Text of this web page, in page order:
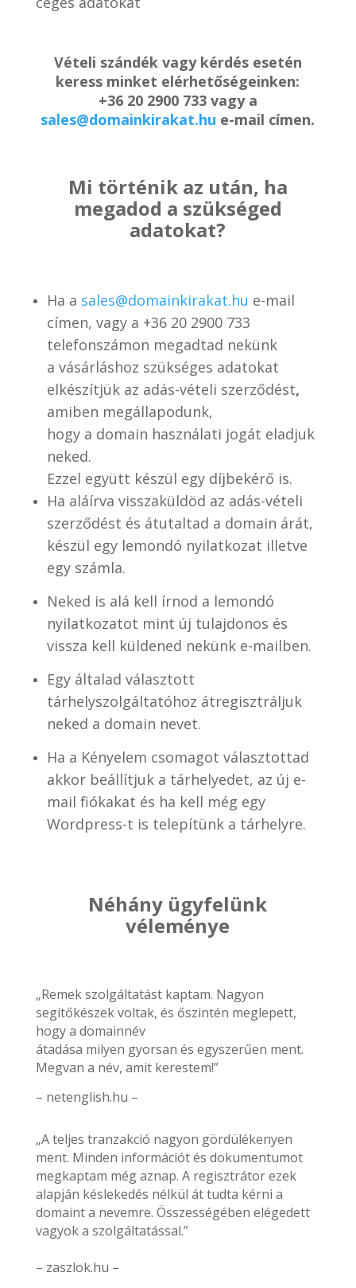
Vételi szándék vagy kérdés esetén
keress minket elérhetőségeinken:
+36 20 2900 733 vagy a
sales@domainkirakat.hu e-mail címen.
Mi történik az után, ha
megadod a szükséged
adatokat?
Ha a sales@domainkirakat.hu e-mail
címen, vagy a +36 20 2900 733
telefonszámon megadtad nekünk
a vásárláshoz szükséges adatokat
elkészítjük az adás-vételi szerződést,
amiben megállapodunk,
hogy a domain használati jogát eladjuk
neked.
Ezzel együtt készül egy díjbekérő is.
Ha aláírva visszaküldöd az adás-vételi
szerződést és átutaltad a domain árát,
készül egy lemondó nyilatkozat illetve
egy számla.
Neked is alá kell írnod a lemondó
nyilatkozatot mint új tulajdonos és
vissza kell küldened nekünk e-mailben.
Egy általad választott
tárhelyszolgáltatóhoz átregisztráljuk
neked a domain nevet.
Ha a Kényelem csomagot választottad
akkor beállítjuk a tárhelyedet, az új e-
mail fiókakat és ha kell még egy
Wordpress-t is telepítünk a tárhelyre.
Néhány ügyfelünk
véleménye
„Remek szolgáltatást kaptam. Nagyon
segítőkészek voltak, és őszintén meglepett,
hogy a domainnév
átadása milyen gyorsan és egyszerűen ment.
Megvan a név, amit kerestem!”
– netenglish.hu –
„A teljes tranzakció nagyon gördülékenyen
ment. Minden információt és dokumentumot
megkaptam még aznap. A regisztrátor ezek
alapján késlekedés nélkül át tudta kérni a
domaint a nevemre. Összességében elégedett
vagyok a szolgáltatással.”
– zaszlok.hu –